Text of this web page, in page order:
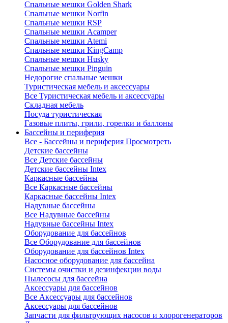
Спальные мешки Golden Shark
Спальные мешки Norfin
Спальные мешки RSP
Спальные мешки Acamper
Спальные мешки Atemi
Спальные мешки KingCamp
Спальные мешки Husky
Спальные мешки Pinguin
Недорогие спальные мешки
Туристическая мебель и аксессуары
Все Туристическая мебель и аксессуары
Складная мебель
Посуда туристическая
Газовые плиты, грили, горелки и баллоны
Бассейны и периферия
Все - Бассейны и периферия Просмотреть
Детские бассейны
Все Детские бассейны
Детские бассейны Intex
Каркасные бассейны
Все Каркасные бассейны
Каркасные бассейны Intex
Надувные бассейны
Все Надувные бассейны
Надувные бассейны Intex
Оборудование для бассейнов
Все Оборудование для бассейнов
Оборудование для бассейнов Intex
Насосное оборудование для бассейна
Системы очистки и дезинфекции воды
Пылесосы для бассейна
Аксессуары для бассейнов
Все Аксессуары для бассейнов
Аксессуары для бассейнов
Запчасти для фильтрующих насосов и хлорогенераторов